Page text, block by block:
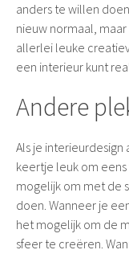
anders te willen
nieuw normaal,
allerlei leuke
een interieur kunt
Andere
Als je
keertje leuk om
mogelijk om met de
doen. Wanneer je
het mogelijk om de
sfeer te creëren.